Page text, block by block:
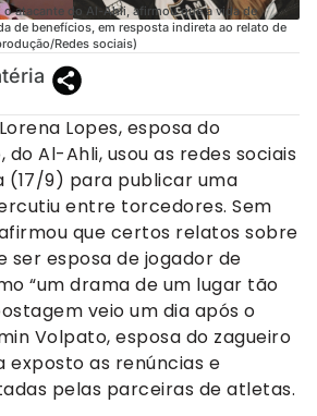
atacante do Al-Ahli, afirmou que a vida de
de benefícios, em resposta indireta ao relato de
Redes sociais)
Lopes, esposa do
Al-Ahli, usou as redes sociais
9) para publicar uma
entre torcedores. Sem
que certos relatos sobre
ser esposa de jogador de
“um drama de um lugar tão
veio um dia após o
Volpato, esposa do zagueiro
exposto as renúncias e
pelas parceiras de atletas.